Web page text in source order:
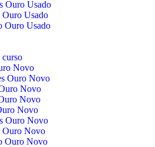
Ouro Usado
Ouro Usado
Ouro Usado
curso
Novo
Ouro Novo
Novo
Novo
Novo
Ouro Novo
Ouro Novo
Ouro Novo